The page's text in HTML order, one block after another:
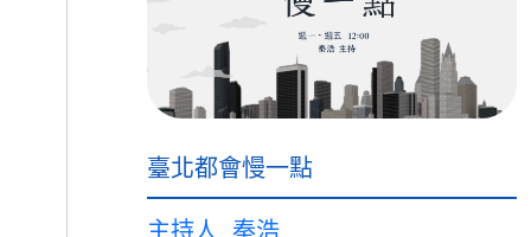
臺北都會慢一點
主持人 秦浩